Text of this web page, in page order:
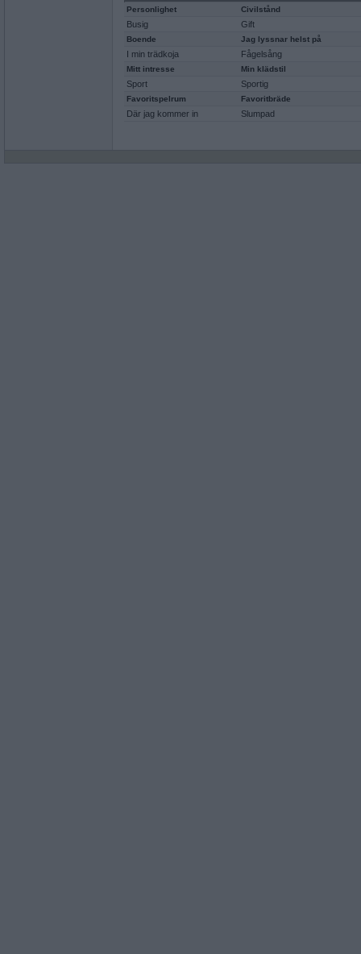
Personlighet
Civilstånd
Busig Gift
Boende Jag lyssnar helst på
I min trädkoja Fågelsång
Mitt intresse Min klädstil
Sport Sportig
Favoritspelrum Favoritbräde
Där jag kommer in Slumpad